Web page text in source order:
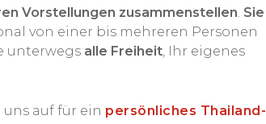
Vorstellungen zusammenstellen. Sie
von einer bis mehreren Personen
unterwegs alle Freiheit, Ihr eigenes
auf für ein persönliches Thailand-